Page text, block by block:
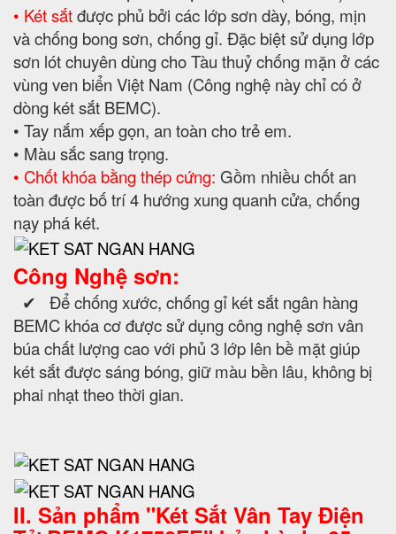
• Két sắtđược phủ bởi các lớp sơn dày, bóng, mịn
và chống bong sơn, chống gỉ. Đặc biệt sử dụng lớp
sơn lót chuyên dùng cho Tàu thuỷ chống mặn ở các
vùng ven biển Việt Nam (Công nghệ này chỉ có ở
dòng két sắt BEMC).
• Tay nắm xếp gọn, an toàn cho trẻ em.
• Màu sắc sang trọng.
• Chốt khóa bằng thép cứng: Gồm nhiều chốt an
toàn được bố trí 4 hướng xung quanh cửa, chống
nạy phá két.
Công Nghệ sơn:
✔ Để chống xước, chống gỉ két sắt ngân hàng
BEMC khóa cơ được sử dụng công nghệ sơn vân
búa chất lượng cao với phủ 3 lớp lên bề mặt giúp
két sắt được sáng bóng, giữ màu bền lâu, không bị
phai nhạt theo thời gian.
II. Sản phẩm "Két Sắt Vân Tay Điện